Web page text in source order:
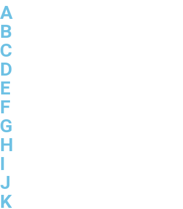
A
B
C
D
E
F
G
H
I
J
K